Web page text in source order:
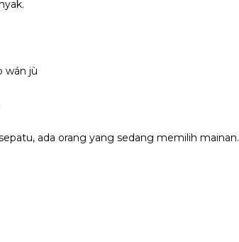
wán jù
ada orang yang sedang memilih mainan.